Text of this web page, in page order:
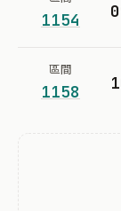
1154
區間
1158